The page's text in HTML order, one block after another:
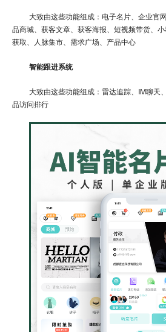
大致由这些功能组成：电子名片、企业官
品商城、获客文章、获客海报、短视频带货、
获取、人脉集市、需求广场、产品中心
智能跟进系统
大致由这些功能组成：雷达追踪、IM聊天
品访问排行